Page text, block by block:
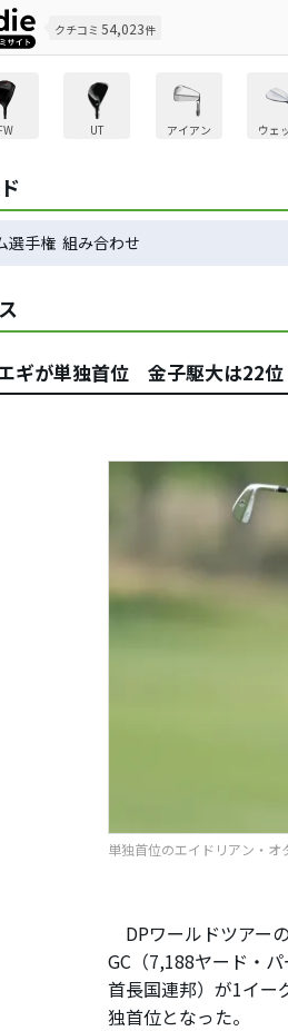
クチコミ 54,023件
UT アイアン ウェ
選手権 組み合わせ
エギが単独首位 金子駆大は22位
単独首位のエイドリアン・オ
DPワールドツアー
GC（7,188ヤード・
首長国連邦）が1イー
独首位となった。